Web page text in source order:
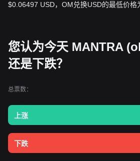
$0.06497 USD，OM兑换USD的最低价格
您认为今天 MANTRA
还是下跌？
总票数：
上涨
下跌